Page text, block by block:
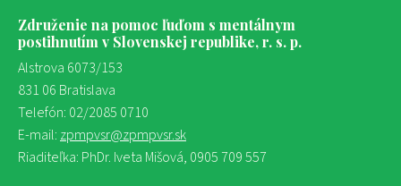
Združenie na pomoc ľuďom s mentálnym
postihnutím v Slovenskej republike, r. s. p.
Alstrova 6073/153
831 06 Bratislava
Telefón: 02/2085 0710
E-mail: zpmpvsr@zpmpvsr.sk
Riaditeľka: PhDr. Iveta Mišová, 0905 709 557